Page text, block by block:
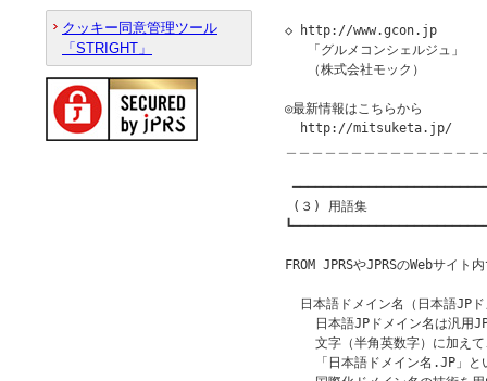
◇ http://www.gcon.jp
   「グルメコンシェルジュ」
   （株式会社モック）
◎最新情報はこちらから
  http://mitsuketa.jp/
(３) 用語集
FROM JPRSやJPRSのWebサイ
日本語ドメイン名（日本語JP
日本語JPドメイン名は汎用
文字（半角英数字）に加え
「日本語ドメイン名.JP」と
クッキー同意管理ツール
「STRIGHT」